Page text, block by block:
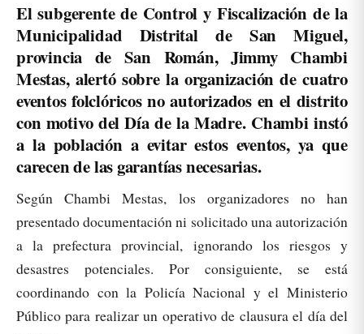
El subgerente de Control y Fiscalización de la
Municipalidad Distrital de San Miguel,
provincia de San Román, Jimmy Chambi
Mestas, alertó sobre la organización de cuatro
eventos folclóricos no autorizados en el distrito
con motivo del Día de la Madre. Chambi instó
a la población a evitar estos eventos, ya que
carecen de las garantías necesarias.
Según Chambi Mestas, los organizadores no han
presentado documentación ni solicitado una autorización
a la prefectura provincial, ignorando los riesgos y
desastres potenciales. Por consiguiente, se está
coordinando con la Policía Nacional y el Ministerio
Público para realizar un operativo de clausura el día del